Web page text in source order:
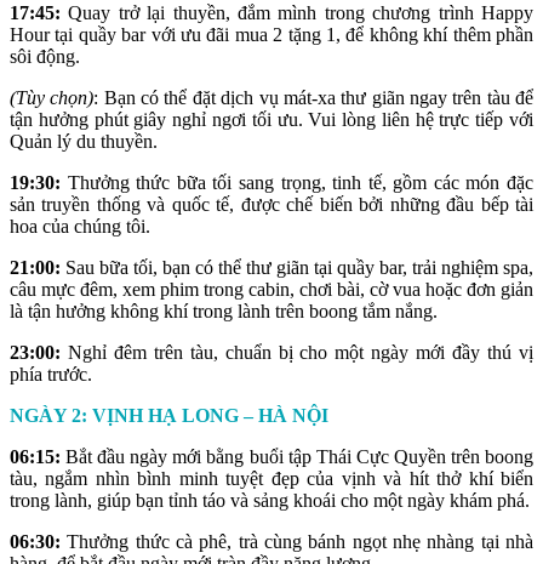
17:45: Quay trở lại thuyền, đắm mình trong chương trình Happy
Hour tại quầy bar với ưu đãi mua 2 tặng 1, để không khí thêm phần
sôi động.
(Tùy chọn): Bạn có thể đặt dịch vụ mát-xa thư giãn ngay trên tàu để
tận hưởng phút giây nghỉ ngơi tối ưu. Vui lòng liên hệ trực tiếp với
Quản lý du thuyền.
19:30: Thưởng thức bữa tối sang trọng, tinh tế, gồm các món đặc
sản truyền thống và quốc tế, được chế biến bởi những đầu bếp tài
hoa của chúng tôi.
21:00: Sau bữa tối, bạn có thể thư giãn tại quầy bar, trải nghiệm spa,
câu mực đêm, xem phim trong cabin, chơi bài, cờ vua hoặc đơn giản
là tận hưởng không khí trong lành trên boong tắm nắng.
23:00: Nghỉ đêm trên tàu, chuẩn bị cho một ngày mới đầy thú vị
phía trước.
NGÀY 2: VỊNH HẠ LONG – HÀ NỘI
06:15: Bắt đầu ngày mới bằng buổi tập Thái Cực Quyền trên boong
tàu, ngắm nhìn bình minh tuyệt đẹp của vịnh và hít thở khí biển
trong lành, giúp bạn tỉnh táo và sảng khoái cho một ngày khám phá.
06:30: Thưởng thức cà phê, trà cùng bánh ngọt nhẹ nhàng tại nhà